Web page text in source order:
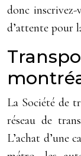
donc
d’attente pour
La Société de
réseau de
L’achat d’une